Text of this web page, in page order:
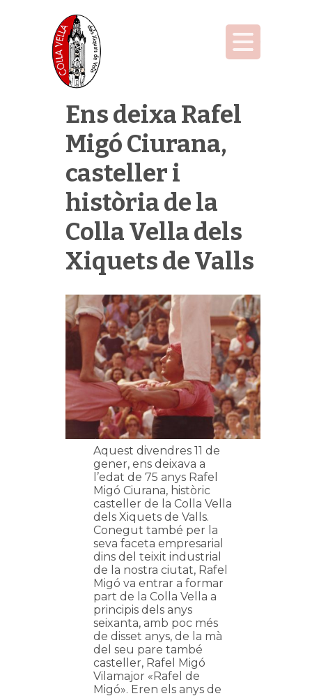
Ens deixa Rafel
Migó Ciurana,
casteller i
història de la
Colla Vella dels
Xiquets de Valls
Aquest divendres 11 de
gener, ens deixava a
l’edat de 75 anys Rafel
Migó Ciurana, històric
casteller de la Colla Vella
dels Xiquets de Valls.
Conegut també per la
seva faceta empresarial
dins del teixit industrial
de la nostra ciutat, Rafel
Migó va entrar a formar
part de la Colla Vella a
principis dels anys
seixanta, amb poc més
de disset anys, de la mà
del seu pare també
casteller, Rafel Migó
Vilamajor «Rafel de
Migó». Eren els anys de